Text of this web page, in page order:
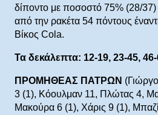
δίποντο με ποσοστό 75% (28/
από την ρακέτα 54 πόντους
Βίκος Cola.
Τα δεκάλεπτα: 12-19, 23-45,
ΠΡΟΜΗΘΕΑΣ ΠΑΤΡΩΝ
3 (1), Κόουλμαν 11, Πλώτας 4,
Μακούρα 6 (1), Χάρις 9 (1),